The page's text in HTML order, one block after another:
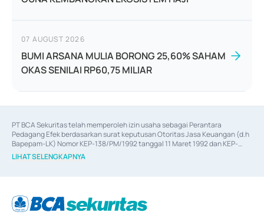
07 AUGUST 2026
BUMI ARSANA MULIA BORONG 25,60% SAHAM
OKAS SENILAI RP60,75 MILIAR
PT BCA Sekuritas telah memperoleh izin usaha sebagai Perantara
Pedagang Efek berdasarkan surat keputusan Otoritas Jasa Keuangan (d.h
Bapepam-LK) Nomor KEP-138/PM/1992 tanggal 11 Maret 1992 dan KEP-
06/D.04/2014 tanggal 28 Februari 2014, izin usaha sebagai Penjamin Emisi
Efek berdasarkan surat keputusan Otoritas Jasa Keuangan Nomor KEP-
berdasarkan surat keputusan Otoritas Jasa Keuangan Nomor S-
67/PM.21/2017 tanggal 3 Februari 2017, dan beberapa izin usaha lainnya
LIHAT SELENGKAPNYA